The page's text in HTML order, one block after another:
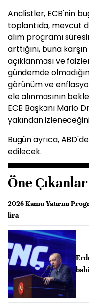
Analistler, ECB'nin
toplantıda, mevcut
alım programı
arttığını, buna
açıklanması ve
gündemde
görünüm ve
ele alınmasının
ECB Başkanı Mario
yakından
Bugün ayrıca,
edilecek.
Öne Çıkanlar
2026 Kamu Yatırım
lira